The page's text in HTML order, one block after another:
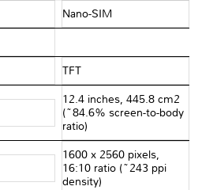
Nano-SIM
TFT
12.4 inches, 445.8 cm2
(~84.6% screen-to-body
ratio)
1600 x 2560 pixels,
16:10 ratio (~243 ppi
density)